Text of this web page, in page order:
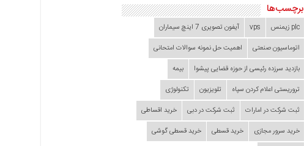
برچسب‌ها
plc زیمنس vps
آیفون تصویری 7 اینچ سیماران
اتوماسیون صنعتی
اهمیت حل نمونه سوالات امتحانی
بازدید سرزده‌ رئیسی از حوزه قضایی ‌پیشوا
بیمه
تروریستی اعلام کردن سپاه
تلویزیون
تکنولوژی
ثبت شرکت در امارات
ثبت شرکت در دبی
خرید اقساطی
خرید سرور مجازی
خرید قسطی
خرید قسطی گوشی